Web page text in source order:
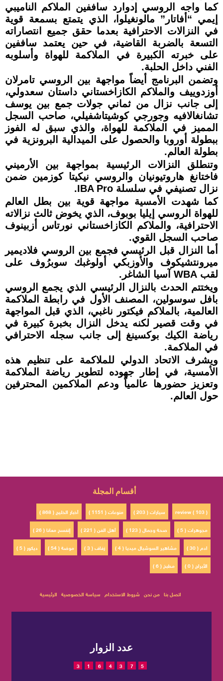
كما واجه الروسي إدوارد ساففين الملاكم الناميبي
إيمي “أفاتار” مالونغيلوا، الذي يتمتع بسمعة قوية
في النزالات الاحترافية بعدما حقق جميع انتصاراته
التسعة بالضربة القاضية، في حين يعتمد ساففين
على خبرته الكبيرة في الملاكمة للهواة وأسلوبه
الفني داخل الحلبة.
وتضمن البرنامج أيضاً مواجهة بين الروسي تامرلان
أوزدوييف والملاكم الكازاخستاني داستان سعدولي،
إلى جانب نزال من ثماني جولات جمع بين يوسف
تشانغالافيه وجورجي كوشيتاشفيلي، صاحب السجل
المميز في الملاكمة للهواة، والذي سبق له الفوز
ببطولة أوروبا والحصول على الميدالية البرونزية في
بطولة العالم.
وتنطلق النزالات الرئيسية بمواجهة بين الأرميني
فاختانغ هاروتيونيان والروسي نيكيتا كوزمين ضمن
نزال تصنيفي في سلسلة IBA Pro.
كما شهدت الأمسية مواجهة قوية بين بطل العالم
للهواة الروسي إيليا بوبوف، الذي يخوض ثالث نزالاته
الاحترافية، والملاكم الكازاخستاني نورتاس أزبينوف
صاحب السجل القوي.
أما النزال قبل الرئيسي فجمع بين الروسي فلاديمير
ميرونتشيكوف والأوزبكي أولوغبك سوبرُوف على
لقب WBA آسيا الشاغر.
ويختتم الحدث بالنزال الرئيسي الذي يجمع الروسي
بافل سوسولين، المصنف الأول في رابطة الملاكمة
العالمية، بالملاكم فيكتور ناغبي، الذي قبل المواجهة
في وقت قصير لكنه يدخل النزال بخبرة كبيرة في
رياضة الكيك بوكسينغ إلى جانب سجله الاحترافي
في الملاكمة.
ويشرف الاتحاد الدولي للملاكمة على تنظيم هذه
الأمسية، في إطار جهوده لتطوير رياضة الملاكمة
وتعزيز حضورها عالمياً ودعم الملاكمين المحترفين
حول العالم.
أقسام المجلة
أخبار الخليج ( 868 ) منوعات ( 1151 ) سيارات ( 203 )
review ( 103 )
إتفسح معانا ( 26 )
أهل الفن ( 221 ) صحة وجمال ( 123 )
مجوهرات ( 5 )
ديكور ( 5 )
موضة ( 54 ) زفاف ( 3 ) مشاهير السوشيال ميديا ( 4 )
ادم ( 30 )
مطبخ ( 6 )
الأبراج ( 0 )
الرئيسية سياسة الخصوصية شروط الاستخدام من نحن اتصل بنا
عدد الزوار
3 1 6 4 3 7 5